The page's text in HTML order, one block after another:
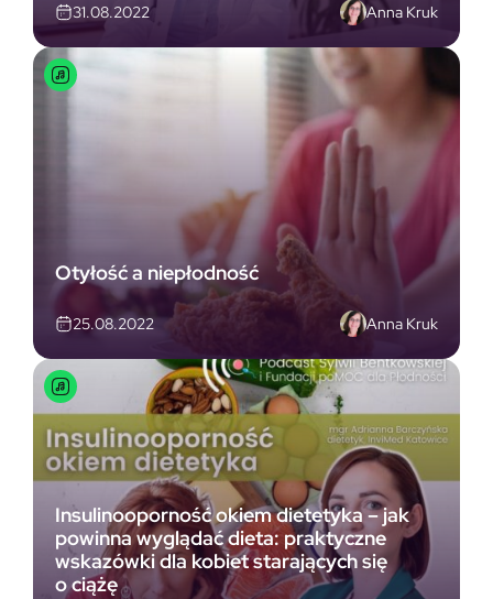
31.08.2022 Anna Kruk
Otyłość a niepłodność
25.08.2022 Anna Kruk
Insulinooporność okiem dietetyka – jak
powinna wyglądać dieta: praktyczne
wskazówki dla kobiet starających się
o ciążę